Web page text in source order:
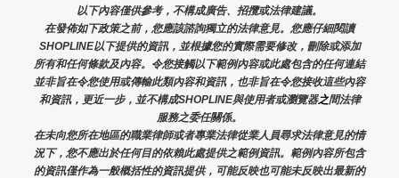
以下內容僅供參考，不構成廣告、招攬或法律建議。
在發佈如下政策之前，您應該諮詢獨立的法律意見。您應仔細閱讀
SHOPLINE以下提供的資訊，並根據您的實際需要修改，刪除或添加
所有和任何條款及內容。令您接觸以下範例內容或此處包含的任何連結
並非旨在令您使用或傳輸此類內容和資訊，也非旨在令您接收這些內容
和資訊，更近一步，並不構成SHOPLINE與使用者或瀏覽器之間法律
服務之委任關係。
在未向您所在地區的職業律師或者專業法律從業人員尋求法律意見的情
況下，您不應出於任何目的依賴此處提供之範例資訊。範例內容所包含
的資訊僅作為一般概括性的資訊提供，可能反映也可能未反映出最新的